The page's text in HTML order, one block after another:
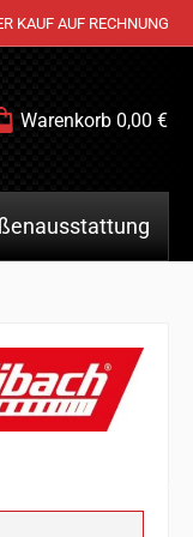
KAUF AUF RECHNUNG
Warenkorb 0,00 €